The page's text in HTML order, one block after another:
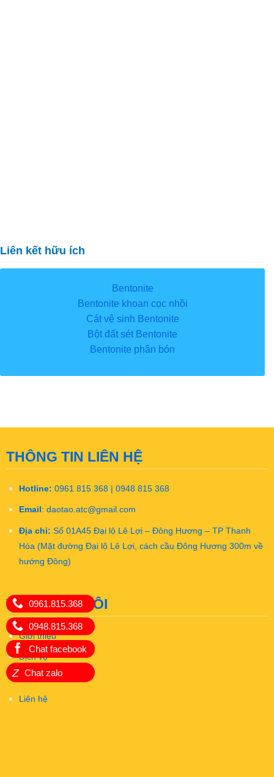
0961.815.368
0948.815.368
Chat facebook
Z Chat zalo
Liên kết hữu ích
Bentonite
Bentonite khoan cọc nhồi
Cát vệ sinh Bentonite
Bột đất sét Bentonite
Bentonite phân bón
THÔNG TIN LIÊN HỆ
Hotline: 0961 815 368 | 0948 815 368
Email : daotao.atc@gmail.com
Địa chỉ: Số 01A45 Đại lộ Lê Lợi – Đông Hương – TP Thanh
Hóa (Mặt đường Đại lộ Lê Lợi, cách cầu Đông Hương 300m về
hướng Đông)
VỀ CHÚNG TÔI
Giới thiệu
Dịch vụ
Khóa học
Liên hệ